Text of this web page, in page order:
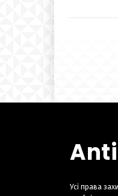
Усі права